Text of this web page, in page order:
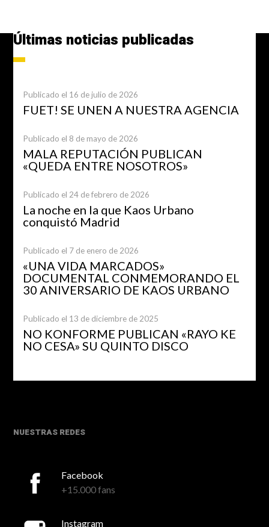
Últimas noticias publicadas
Publicado el 16 de julio de 2026
FUET! SE UNEN A NUESTRA AGENCIA
Publicado el 8 de mayo de 2026
MALA REPUTACIÓN PUBLICAN
«QUEDA ENTRE NOSOTROS»
Publicado el 24 de febrero de 2026
La noche en la que Kaos Urbano
conquistó Madrid
Publicado el 7 de enero de 2026
«UNA VIDA MARCADOS»
DOCUMENTAL CONMEMORANDO EL
30 ANIVERSARIO DE KAOS URBANO
Publicado el 13 de diciembre de 2025
NO KONFORME PUBLICAN «RAYO KE
NO CESA» SU QUINTO DISCO
NUESTRAS REDES
Facebook
+15.000 fans
Instagram